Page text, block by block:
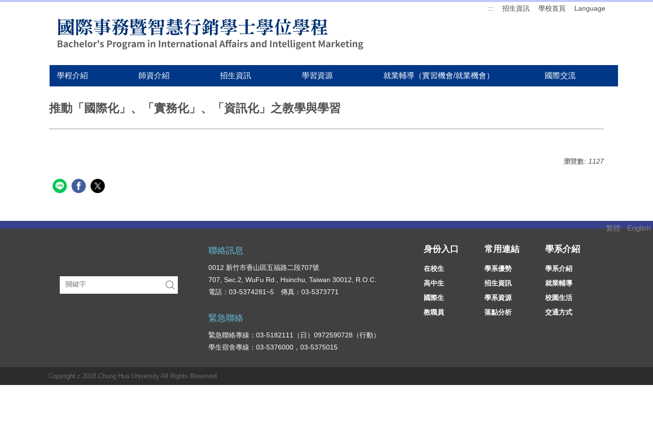
::: 招生資訊 學校首頁 Language
學程介紹 師資介紹 招生資訊 學習資源 就業輔導（實習機會/就業機會） 國際交流
推動「國際化」、「實務化」、「資訊化」之教學與學習
瀏覽數: 1127
繁體 English
聯絡訊息
0012 新竹市香山區五福路二段707號
707, Sec.2, WuFu Rd., Hsinchu, Taiwan 30012, R.O.C.
電話：03-5374281~5 傳真：03-5373771
緊急聯絡
緊急聯絡專線：03-5182111（日）0972590728（行動）
學生宿舍專線：03-5376000，03-5375015
身份入口
在校生
高中生
國際生
教職員
常用連結
學系優勢
招生資訊
學系資源
落點分析
學系介紹
學系介紹
就業輔導
校園生活
交通方式
Copyright c 2018 Chung Hua University All Rights Reserved